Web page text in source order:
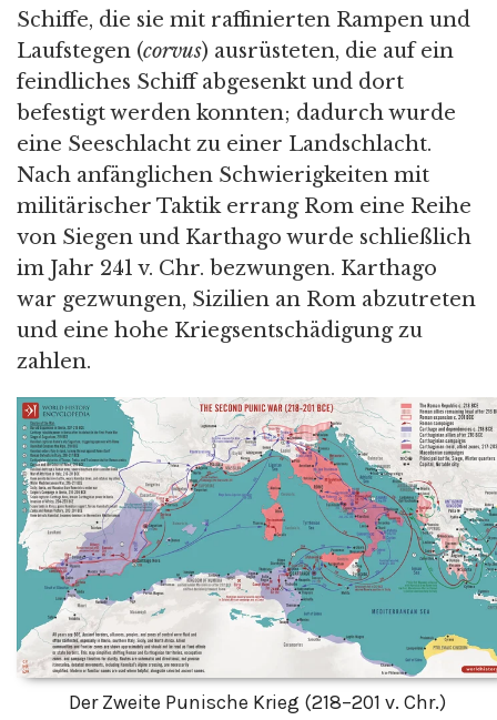
Schiffe, die sie mit raffinierten Rampen und
Laufstegen (corvus) ausrüsteten, die auf ein
feindliches Schiff abgesenkt und dort
befestigt werden konnten; dadurch wurde
eine Seeschlacht zu einer Landschlacht.
Nach anfänglichen Schwierigkeiten mit
militärischer Taktik errang Rom eine Reihe
von Siegen und Karthago wurde schließlich
im Jahr 241 v. Chr. bezwungen. Karthago
war gezwungen, Sizilien an Rom abzutreten
und eine hohe Kriegsentschädigung zu
zahlen.
Der Zweite Punische Krieg (218–201 v. Chr.)